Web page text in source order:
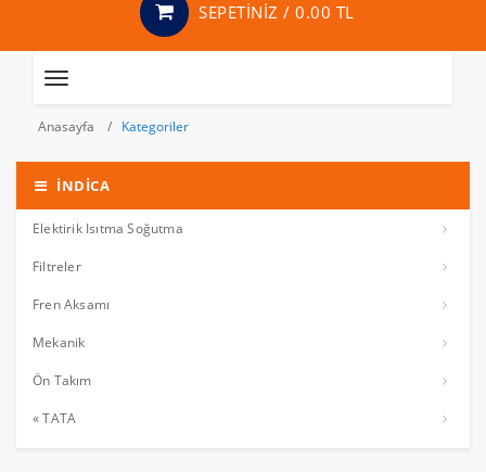
SEPETİNİZ / 0.00 TL
Toggle
Anasayfa
Kategoriler
İNDICA
Elektirik Isıtma Soğutma
Filtreler
Fren Aksamı
Mekanik
Ön Takım
« TATA